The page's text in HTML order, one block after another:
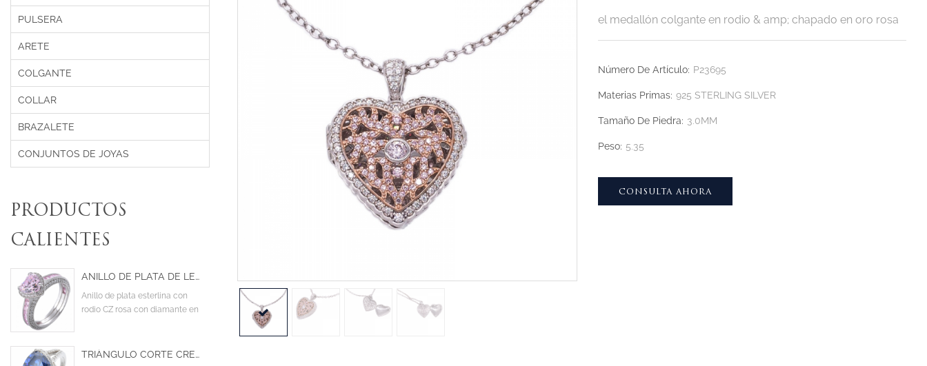
el medallón colgante en rodio & amp; chapado en oro rosa
Número De Artículo: P23695
Materias Primas: 925 STERLING SILVER
Tamaño De Piedra: 3.0MM
Peso: 5.35
CONSULTA AHORA
PULSERA
ARETE
COLGANTE
COLLAR
BRAZALETE
CONJUNTOS DE JOYAS
PRODUCTOS
CALIENTES
ANILLO DE PLATA DE LEY CON RODIO Y CIRCONITA CÚBICA DE COLOR ROSA CON DIAMANTE EN FORMA DE CORAZÓN
Anillo de plata esterlina con
rodio CZ rosa con diamante en
TRIÁNGULO CORTE CREADO TANZANITA CZ RODIO SOBRE ANILLO DE COMPROMISO DE DISEÑO DE ESTERLINA